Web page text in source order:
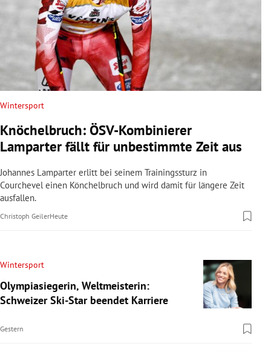
Wintersport
Knöchelbruch: ÖSV-Kombinierer
Lamparter fällt für unbestimmte Zeit aus
Johannes Lamparter erlitt bei seinem Trainingssturz in
Courchevel einen Könchelbruch und wird damit für längere Zeit
ausfallen.
Christoph GeilerHeute
Wintersport
Olympiasiegerin, Weltmeisterin:
Schweizer Ski-Star beendet Karriere
Gestern